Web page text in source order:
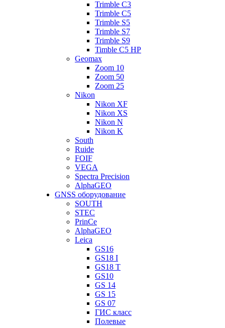
Trimble C3
Trimble C5
Trimble S5
Trimble S7
Trimble S9
Timble C5 HP
Geomax
Zoom 10
Zoom 50
Zoom 25
Nikon
Nikon XF
Nikon XS
Nikon N
Nikon K
South
Ruide
FOIF
VEGA
Spectra Precision
AlphaGEO
GNSS оборудование
SOUTH
STEC
PrinCe
AlphaGEO
Leica
GS16
GS18 I
GS18 T
GS10
GS 14
GS 15
GS 07
ГИС класс
Полевые